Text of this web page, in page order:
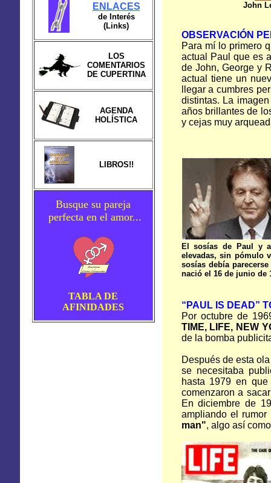
ENLACES
de Interés
(Links)
LOS
COMENTARIOS
DE CUPERTINA
AGENDA
HOLÍSTICA
LIBROS!!
Busque su pareja
perfecta en el amor...
TABLA DE
AFINIDADES
John
OBSERVACIÓN
Para mí lo primero
actual Paul que es
de John, George y
actual tiene un
llegar a cumbres
distintas. La
años brillantes de
y cejas muy
El sosías de Paul y
elevadas, sin pómulo
sosías debía
nació el 16 de junio de
“PAUL IS DEAD”
Por octubre de
TIME, LIFE, NEW
de la bomba
Después de esta
se necesitaba
hasta 1979 en
comenzaron a
En diciembre de
ampliando el
man", algo así